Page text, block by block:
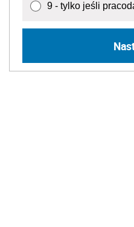
9 - tylko jeśli